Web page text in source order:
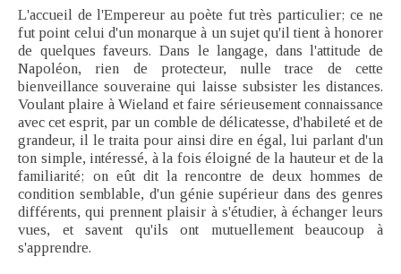
L'accueil de l'Empereur au poète fut très particulier; ce ne
fut point celui d'un monarque à un sujet qu'il tient à honorer
de quelques faveurs. Dans le langage, dans l'attitude de
Napoléon, rien de protecteur, nulle trace de cette
bienveillance souveraine qui laisse subsister les distances.
Voulant plaire à Wieland et faire sérieusement connaissance
avec cet esprit, par un comble de délicatesse, d'habileté et de
grandeur, il le traita pour ainsi dire en égal, lui parlant d'un
ton simple, intéressé, à la fois éloigné de la hauteur et de la
familiarité; on eût dit la rencontre de deux hommes de
condition semblable, d'un génie supérieur dans des genres
différents, qui prennent plaisir à s'étudier, à échanger leurs
vues, et savent qu'ils ont mutuellement beaucoup à
s'apprendre.